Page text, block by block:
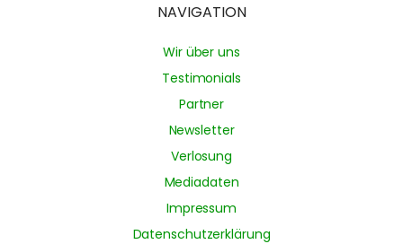
NAVIGATION
Wir über uns
Testimonials
Partner
Newsletter
Verlosung
Mediadaten
Impressum
Datenschutzerklärung